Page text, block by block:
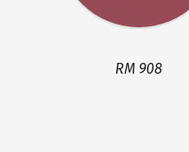
RM 908